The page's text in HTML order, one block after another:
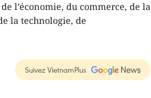
l’économie, du commerce, de la
la technologie, de
Suivez VietnamPlus